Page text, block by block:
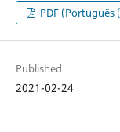
PDF (Português
Published
2021-02-24